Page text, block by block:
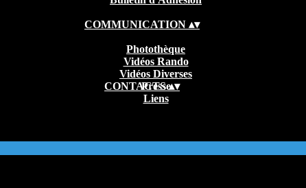
COMMUNICATION ▴▾
Photothèque
Vidéos Rando
Vidéos Diverses
Presse
Liens
CONTACTS▴▾